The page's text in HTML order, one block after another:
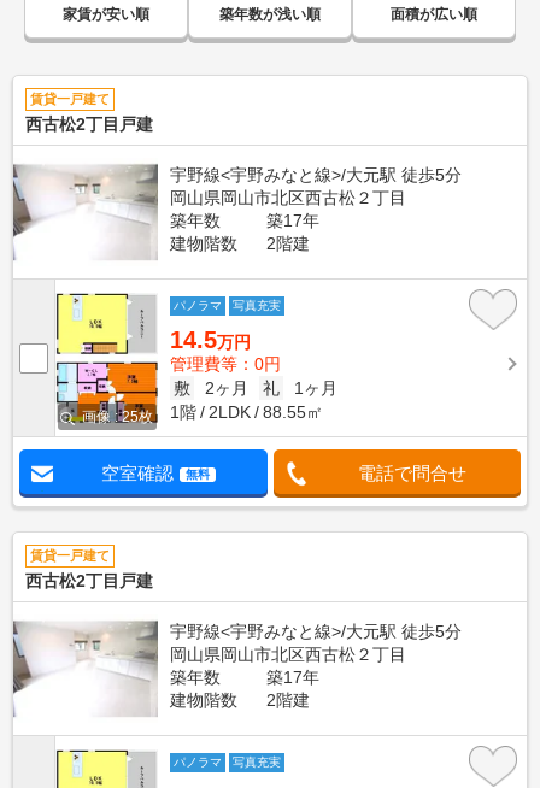
家賃が安い順 築年数が浅い順 面積が広い順
賃貸一戸建て
西古松2丁目戸建
宇野線<宇野みなと線>/大元駅 徒歩5分
岡山県岡山市北区西古松２丁目
築年数
築17年
建物階数
2階建
画像 : 25枚
パノラマ 写真充実
14.5万円
管理費等：0円
敷
2ヶ月 礼
1ヶ月
1階
2LDK 88.55㎡
空室確認 無料 電話で問合せ
賃貸一戸建て
西古松2丁目戸建
宇野線<宇野みなと線>/大元駅 徒歩5分
岡山県岡山市北区西古松２丁目
築年数
築17年
建物階数
2階建
パノラマ 写真充実